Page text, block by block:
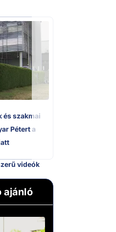
és szakmai
Pétert a
videók
ajánló